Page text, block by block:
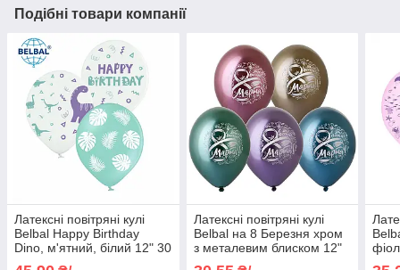
Подібні товари компанії
Латексні повітряні кулі
Belbal Happy Birthday
Dino, м'ятний, білий 12" 30
см, 5 шт
Латексні повітряні кулі
Belbal на 8 Березня хром
з металевим блиском 12"
30 см, 5 шт